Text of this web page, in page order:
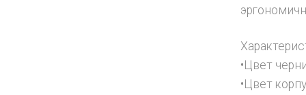
•Цвет
•Цвет